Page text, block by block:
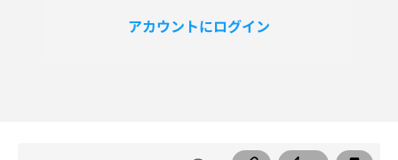
アカウントにログイン